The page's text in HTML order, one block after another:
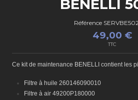
BENELLI
Référence
49,00 €
TTC
Ce kit de maintenance BENELLI contient les
Filtre à huile 260146090010
Filtre à air 49200P180000